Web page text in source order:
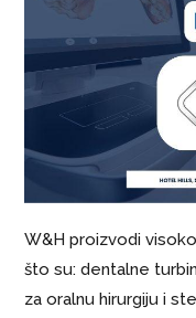
W&H proizvodi
što su: dentalne
za oralnu hirurgiju i